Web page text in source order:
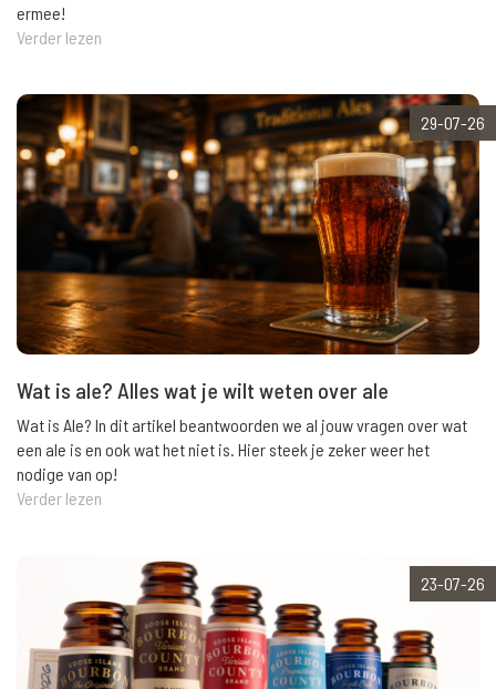
ermee!
Verder lezen
29-07-26
Wat is ale? Alles wat je wilt weten over ale
Wat is Ale? In dit artikel beantwoorden we al jouw vragen over wat
een ale is en ook wat het niet is. Hier steek je zeker weer het
nodige van op!
Verder lezen
23-07-26